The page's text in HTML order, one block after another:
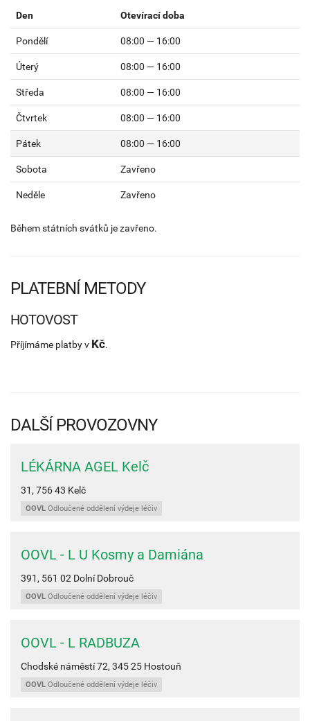
Den Otevírací doba
Pondělí 08:00 — 16:00
Úterý 08:00 — 16:00
Středa 08:00 — 16:00
Čtvrtek 08:00 — 16:00
Pátek 08:00 — 16:00
Sobota Zavřeno
Neděle Zavřeno
Během státních svátků je zavřeno.
PLATEBNÍ METODY
HOTOVOST
Příjímáme platby v Kč.
DALŠÍ PROVOZOVNY
LÉKÁRNA AGEL Kelč
31, 756 43 Kelč
OOVL Odloučené oddělení výdeje léčiv
OOVL - L U Kosmy a Damiána
391, 561 02 Dolní Dobrouč
OOVL Odloučené oddělení výdeje léčiv
OOVL - L RADBUZA
Chodské náměstí 72, 345 25 Hostouň
OOVL Odloučené oddělení výdeje léčiv